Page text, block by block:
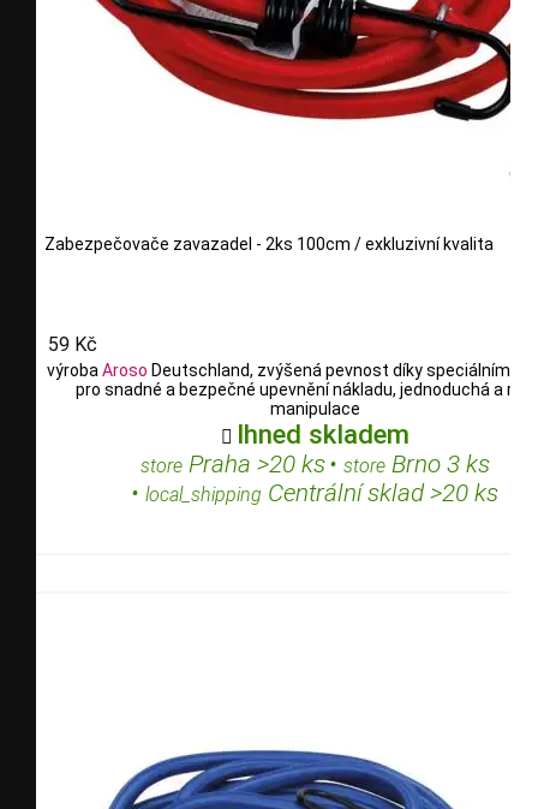
Zabezpečovače zavazadel - 2ks 100cm / exkluzivní kvalita
59 Kč
výroba Aroso Deutschland, zvýšená pevnost díky speciálním
pro snadné a bezpečné upevnění nákladu, jednoduchá a
manipulace
 Ihned skladem
storePraha >20 ks• storeBrno 3 ks
• local_shipping Centrální sklad >20 ks